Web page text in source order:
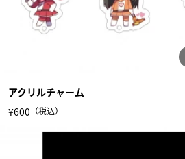
アクリルチャーム
¥600 （税込）